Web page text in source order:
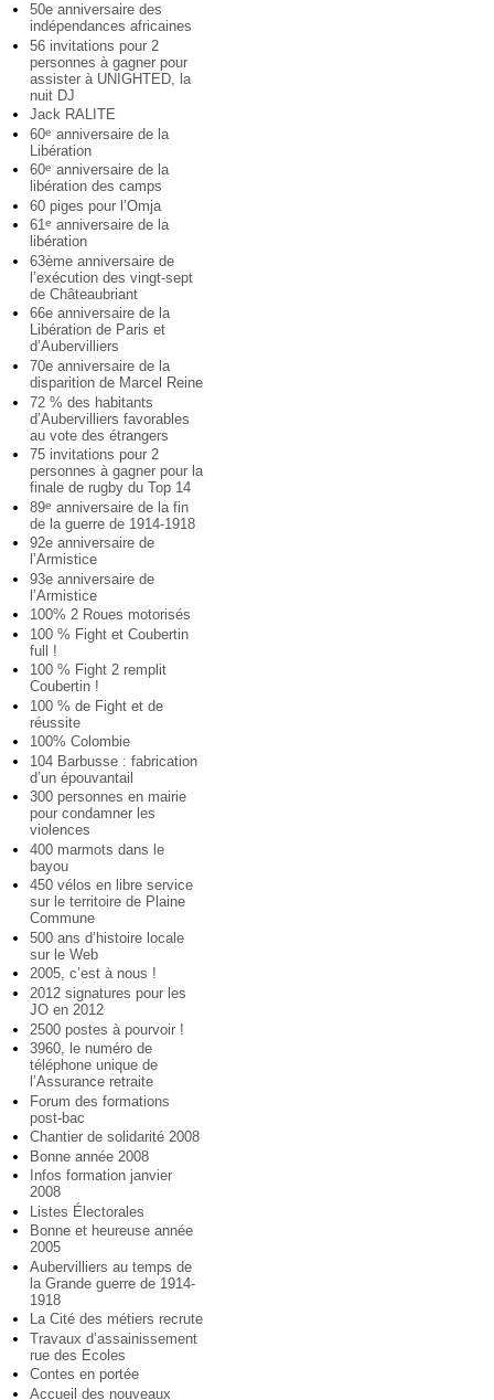
50e anniversaire des
indépendances africaines
56 invitations pour 2
personnes à gagner pour
assister à UNIGHTED, la
nuit DJ
Jack RALITE
60e anniversaire de la
Libération
60e anniversaire de la
libération des camps
60 piges pour l’Omja
61e anniversaire de la
libération
63ème anniversaire de
l’exécution des vingt-sept
de Châteaubriant
66e anniversaire de la
Libération de Paris et
d’Aubervilliers
70e anniversaire de la
disparition de Marcel Reine
72 % des habitants
d’Aubervilliers favorables
au vote des étrangers
75 invitations pour 2
personnes à gagner pour la
finale de rugby du Top 14
89e anniversaire de la fin
de la guerre de 1914-1918
92e anniversaire de
l’Armistice
93e anniversaire de
l’Armistice
100% 2 Roues motorisés
100 % Fight et Coubertin
full !
100 % Fight 2 remplit
Coubertin !
100 % de Fight et de
réussite
100% Colombie
104 Barbusse : fabrication
d’un épouvantail
300 personnes en mairie
pour condamner les
violences
400 marmots dans le
bayou
450 vélos en libre service
sur le territoire de Plaine
Commune
500 ans d’histoire locale
sur le Web
2005, c’est à nous !
2012 signatures pour les
JO en 2012
2500 postes à pourvoir !
3960, le numéro de
téléphone unique de
l’Assurance retraite
Forum des formations
post-bac
Chantier de solidarité 2008
Bonne année 2008
Infos formation janvier
2008
Listes Électorales
Bonne et heureuse année
2005
Aubervilliers au temps de
la Grande guerre de 1914-
1918
La Cité des métiers recrute
Travaux d’assainissement
rue des Ecoles
Contes en portée
Accueil des nouveaux